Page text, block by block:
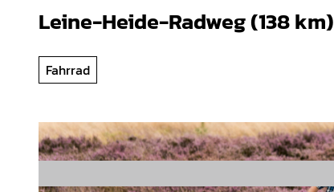
Leine-Heide-Radweg (138 km)
Fahrrad